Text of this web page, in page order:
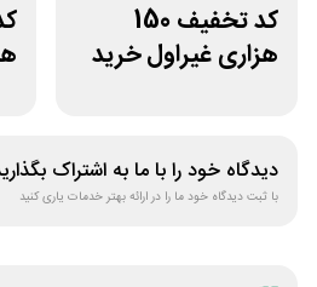
کد تخفیف 150
هزاری غیراول خرید
دیدگاه خود را با ما به اشتراک
با ثبت دیدگاه خود ما را در ارائه بهتر خدمات یاری کنید